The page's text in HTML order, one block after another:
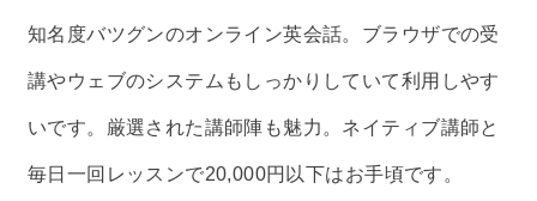
知名度バツグンのオンライン英会話。ブラウザでの受
講やウェブのシステムもしっかりしていて利用しやす
いです。厳選された講師陣も魅力。ネイティブ講師と
毎日一回レッスンで20,000円以下はお手頃です。